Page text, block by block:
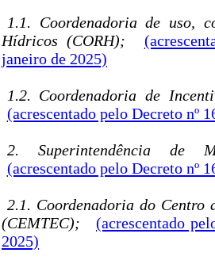
1.1. Coordenadoria de uso,
Hídricos (CORH);
janeiro de 2025)
1.2. Coordenadoria de
(acrescentado pelo Decreto nº
2. Superintendência de
(acrescentado pelo Decreto nº
2.1. Coordenadoria do Centro
(CEMTEC);
(acrescentado
2025)